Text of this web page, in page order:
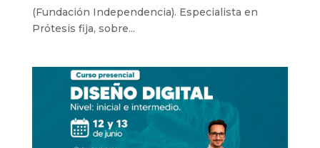
(Fundación Independencia). Especialista en
Prótesis fija, sobre...